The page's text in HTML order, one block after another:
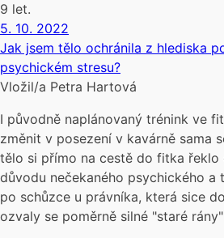
9 let.
5. 10. 2022
Jak jsem tělo ochránila z hlediska
psychickém stresu?
Vložil/a Petra Hartová
I původně naplánovaný trénink ve
změnit v posezení v kavárně sama
tělo si přímo na cestě do fitka řeklo
důvodu nečekaného psychického a
po schůzce u právníka, která sice
ozvaly se poměrně silné "staré